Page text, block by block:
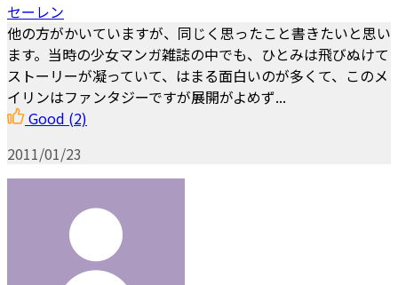
セーレン
他の方がかいていますが、同じく思ったこと書きたいと思い
ます。当時の少女マンガ雑誌の中でも、ひとみは飛びぬけて
ストーリーが凝っていて、はまる面白いのが多くて、このメ
イリンはファンタジーですが展開がよめず...
Good (2)
2011/01/23